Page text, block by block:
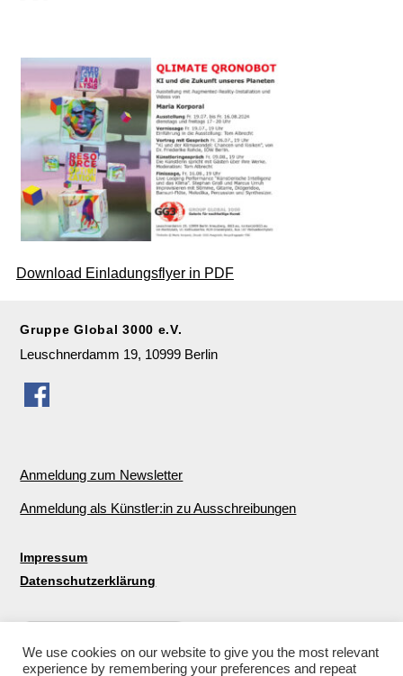
Download Einladungsflyer in PDF
Gruppe Global 3000 e.V.
Leuschnerdamm 19, 10999 Berlin
Anmeldung zum Newsletter
Anmeldung als Künstler:in zu Ausschreibungen
Impressum
Datenschutzerklärung
We use cookies on our website to give you the most relevant
experience by remembering your preferences and repeat